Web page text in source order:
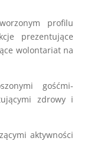
profilu
prezentujące
wolontariat na
gośćmi-
zdrowy i
aktywności